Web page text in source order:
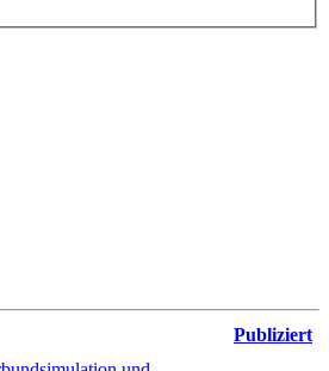
Publiziert